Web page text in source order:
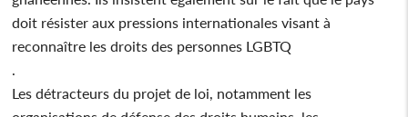
doit résister aux pressions internationales visant à
reconnaître les droits des personnes LGBTQ
.
Les détracteurs du projet de loi, notamment les